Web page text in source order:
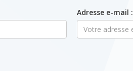
Adresse e-mail :